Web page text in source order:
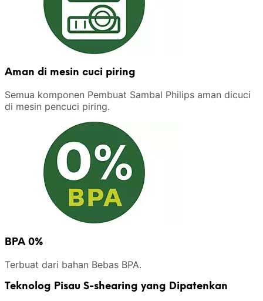
Aman di mesin cuci piring
Semua komponen Pembuat Sambal Philips aman dicuci
di mesin pencuci piring.
BPA 0%
Terbuat dari bahan Bebas BPA.
Teknolog Pisau S-shearing yang Dipatenkan